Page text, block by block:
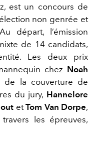
est un concours de
non genrée et
départ, l’émission
de 14 candidats,
Les deux prix
chez Noah
de la couverture de
du jury, Hannelore
etTom Van Dorpe,
les épreuves,